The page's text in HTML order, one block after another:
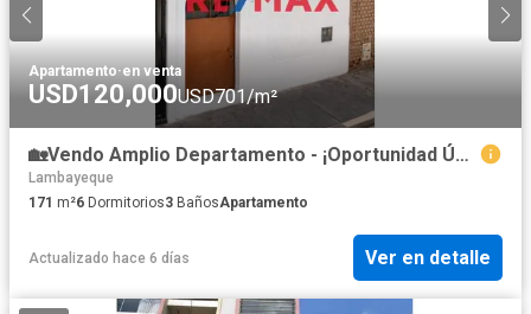
Apartamento·en venta
USD120,000USD701/m²
🏡Vendo Amplio Departamento - ¡Oportunidad Única De Inversión Y Vivienda! ✨Ubicado En Garcilazo De La Vega 161✨Cerca De Real Plaza
Lambayeque
171 m²6 Dormitorios3 BañosApartamento
Actualizado hace 6 días Ver en detalle